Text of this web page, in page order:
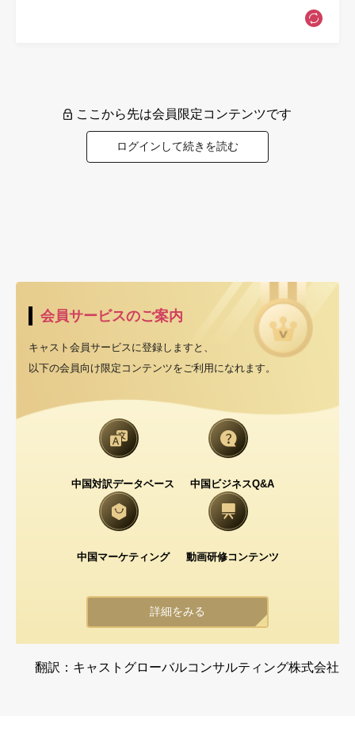
ここから先は会員限定コンテンツです
ログインして続きを読む
会員サービスのご案内
キャスト会員サービスに登録しますと、
以下の会員向け限定コンテンツをご利用になれます。
中国対訳データベース 中国ビジネスQ&A
中国マーケティング 動画研修コンテンツ
詳細をみる
翻訳：キャストグローバルコンサルティング株式会社